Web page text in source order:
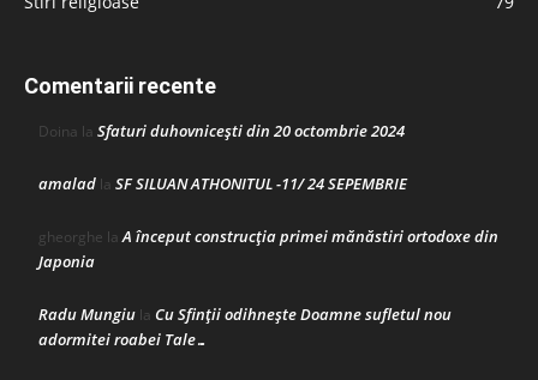
Comentarii recente
Doina la Sfaturi duhovnicești din 20 octombrie 2024
amalad la SF SILUAN ATHONITUL -11/ 24 SEPEMBRIE
gheorghe laA început construcţia primei mănăstiri ortodoxe din
Japonia
Radu Mungiu la Cu Sfinții odihnește Doamne sufletul nou
adormitei roabei Tale…